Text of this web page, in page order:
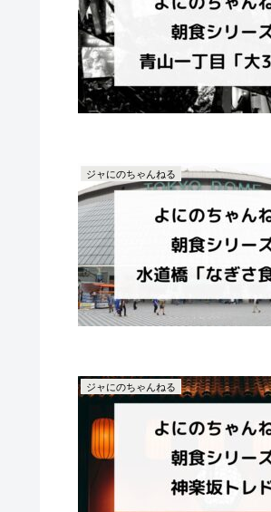
ジャにのちゃんねる
ジャにのちゃんねる